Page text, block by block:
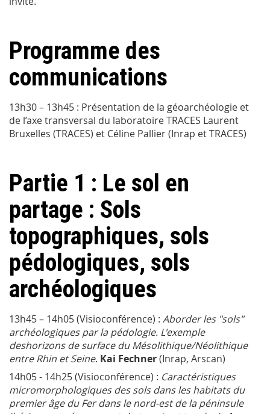
Programme des
communications
13h30 – 13h45 : Présentation de la géoarchéologie et
de l’axe transversal du laboratoire TRACES Laurent
Bruxelles (TRACES) et Céline Pallier (Inrap et TRACES)
Partie 1 : Le sol en
partage : Sols
topographiques, sols
pédologiques, sols
archéologiques
13h45 – 14h05 (Visioconférence) : Aborder les "sols"
archéologiques par la pédologie. L'exemple
deshorizons de surface du Mésolithique/Néolithique
entre Rhin et Seine. Kai Fechner(Inrap, Arscan)
14h05 - 14h25 (Visioconférence) : Caractéristiques
micromorphologiques des sols dans les habitats du
premier âge du Fer dans le nord-est de la péninsule